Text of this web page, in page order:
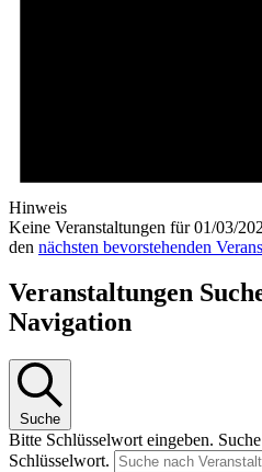
Hinweis
Keine Veranstaltungen für 01/03/
den nächsten bevorstehenden
Veranstaltungen
Navigation
Suche
Bitte Schlüsselwort eingeben.
Schlüsselwort.